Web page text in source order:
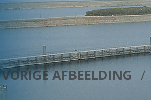
VORIGE AFBEELDING